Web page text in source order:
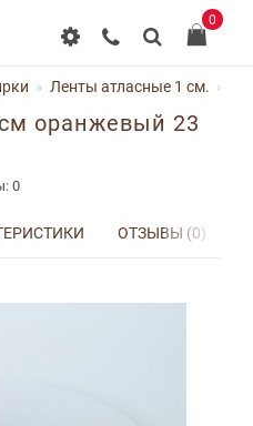
0
Ленты атласные 1 см.
оранжевый 23
0
ОТЗЫВЫ (0)